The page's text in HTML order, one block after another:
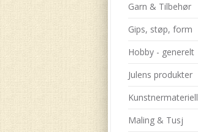
Garn & Tilbehør
Gips, støp, form
Hobby - generelt
Julens produkter
Kunstnermateriell
Maling & Tusj